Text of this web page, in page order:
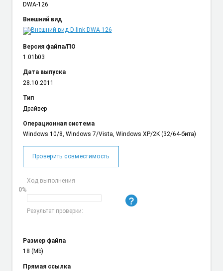
DWA-126
Внешний вид
Версия файла/ПО
1.01b03
Дата выпуска
28.10.2011
Тип
Драйвер
Операционная система
Windows 10/8, Windows 7/Vista, Windows XP/2K (32/64-бита)
Проверить совместимость
Ход выполнения
0%
Результат проверки:
Размер файла
18 (Mb)
Прямая ссылка